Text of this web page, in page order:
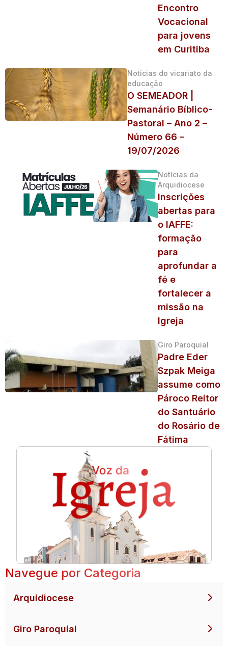
Encontro
Vocacional
para jovens
em Curitiba
Noticias do vicariato da
educação
O SEMEADOR |
Semanário Bíblico-
Pastoral – Ano 2 –
Número 66 –
19/07/2026
Notícias da
Arquidiocese
Inscrições
abertas para
o IAFFE:
formação
para
aprofundar a
fé e
fortalecer a
missão na
Igreja
Giro Paroquial
Padre Eder
Szpak Meiga
assume como
Pároco Reitor
do Santuário
do Rosário de
Fátima
Navegue por Categoria
Arquidiocese
Giro Paroquial